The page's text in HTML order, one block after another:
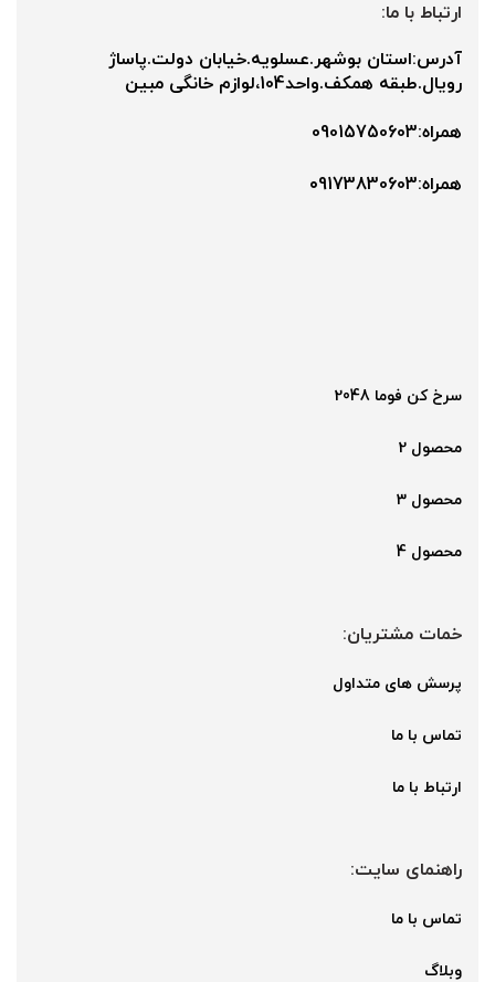
ارتباط با ما:
آدرس:استان بوشهر.عسلویه.خیابان دولت.پاساژ
رویال.طبقه همکف.واحد104،لوازم خانگی مبین
همراه:09015750603
همراه:۰9173830603
سرخ کن فوما 2048
محصول 2
محصول 3
محصول 4
خمات مشتریان:
پرسش های متداول
تماس با ما
ارتباط با ما
راهنمای سایت:
تماس با ما
وبلاگ